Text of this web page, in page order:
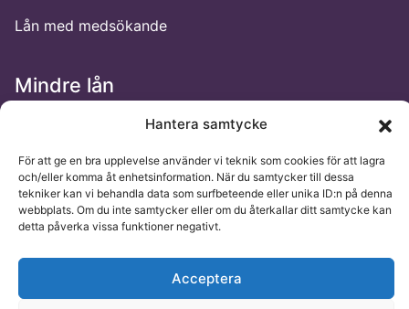
Hantera samtycke
För att ge en bra upplevelse använder vi teknik som cookies för att lagra
och/eller komma åt enhetsinformation. När du samtycker till dessa
tekniker kan vi behandla data som surfbeteende eller unika ID:n på denna
webbplats. Om du inte samtycker eller om du återkallar ditt samtycke kan
detta påverka vissa funktioner negativt.
Acceptera
Lån med medsökande
Mindre lån
Låna 2000 kr
Låna 3000 kr
Låna 5000 kr
Låna 10000 kr